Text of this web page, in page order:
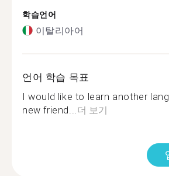
학습언어
이탈리아어
언어 학습 목표
I would like to learn another
new friend... 더 보기